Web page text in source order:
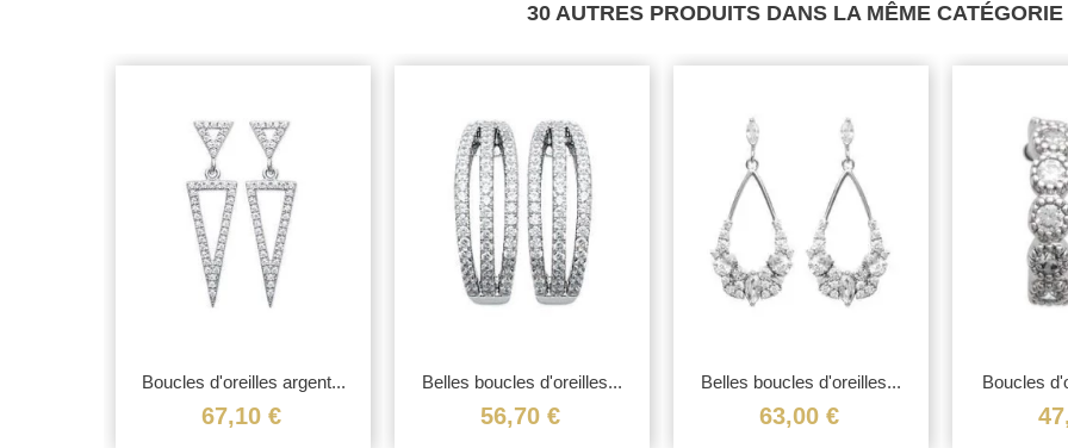
30 AUTRES PRODUITS DANS LA MÊME CATÉGORIE
Boucles d'oreilles argent...
67,10 €
Belles boucles d'oreilles...
56,70 €
Belles boucles d'oreilles...
63,00 €
Boucles